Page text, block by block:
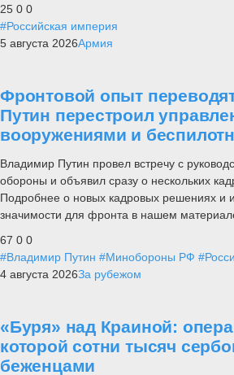
25 0 0
#Российская империя
5 августа 2026Армия
Фронтовой опыт
Путин перестроил
вооружениями и
Владимир Путин провел встречу с
обороны и объявил сразу о нескольких
Подробнее о новых кадровых решениях и
значимости для фронта в нашем
67 0 0
#Владимир Путин #Минобороны РФ
4 августа 2026За рубежом
«Буря» над Краиной:
которой сотни тысяч
беженцами